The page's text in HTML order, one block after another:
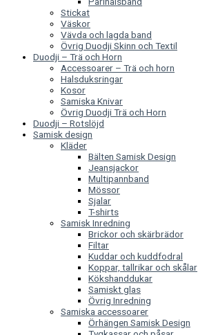
Stickat
Väskor
Vävda och lagda band
Övrig Duodji Skinn och Textil
Duodji – Trä och Horn
Accessoarer – Trä och horn
Halsduksringar
Kosor
Samiska Knivar
Övrig Duodji Trä och Horn
Duodji – Rotslöjd
Samisk design
Kläder
Bälten Samisk Design
Jeansjackor
Multipannband
Mössor
Sjalar
T-shirts
Samisk Inredning
Brickor och skärbrädor
Filtar
Kuddar och kuddfodral
Koppar, tallrikar och skålar
Kökshanddukar
Samiskt glas
Övrig Inredning
Samiska accessoarer
Örhängen Samisk Design